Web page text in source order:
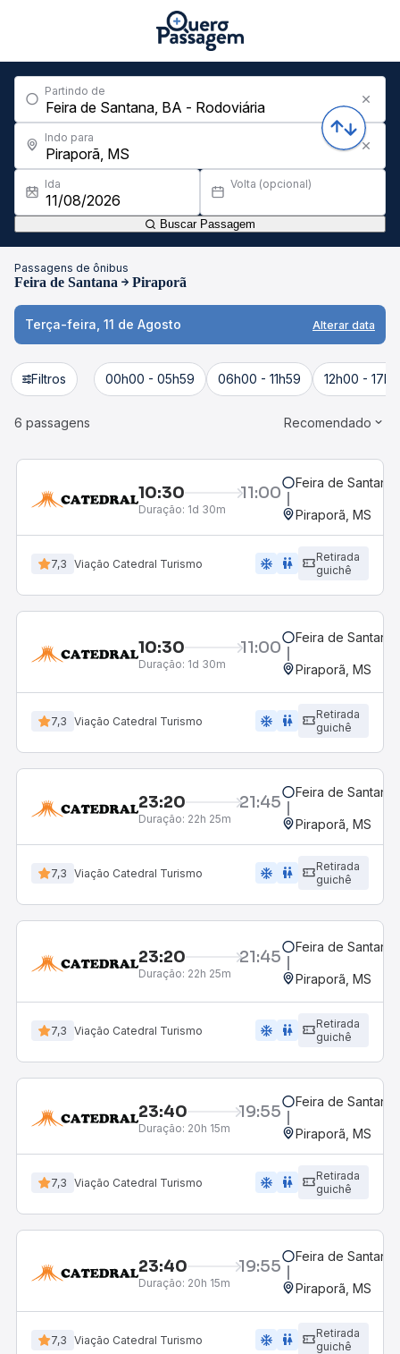
Partindo de
Indo para
Ida Volta (opcional)
Buscar Passagem
Passagens de ônibus
Feira de Santana Piraporã
Terça-feira, 11 de Agosto Alterar data
Filtros 00h00 - 05h59 06h00 - 11h59 12h00 -
6 passagens Recomendado
10:30 11:00
Duração: 1d 30m
Feira de
Piraporã, MS
7,3 Viação Catedral Turismo ac_unit wc
Retirada
guichê
10:30 11:00
Duração: 1d 30m
Feira de
Piraporã, MS
7,3 Viação Catedral Turismo ac_unit wc
Retirada
guichê
23:20 21:45
Duração: 22h 25m
Feira de
Piraporã, MS
7,3 Viação Catedral Turismo ac_unit wc
Retirada
guichê
23:20 21:45
Duração: 22h 25m
Feira de
Piraporã, MS
7,3 Viação Catedral Turismo ac_unit wc
Retirada
guichê
23:40 19:55
Duração: 20h 15m
Feira de
Piraporã, MS
7,3 Viação Catedral Turismo ac_unit wc
Retirada
guichê
23:40 19:55
Duração: 20h 15m
Feira de
Piraporã, MS
7,3 Viação Catedral Turismo ac_unit wc
Retirada
guichê